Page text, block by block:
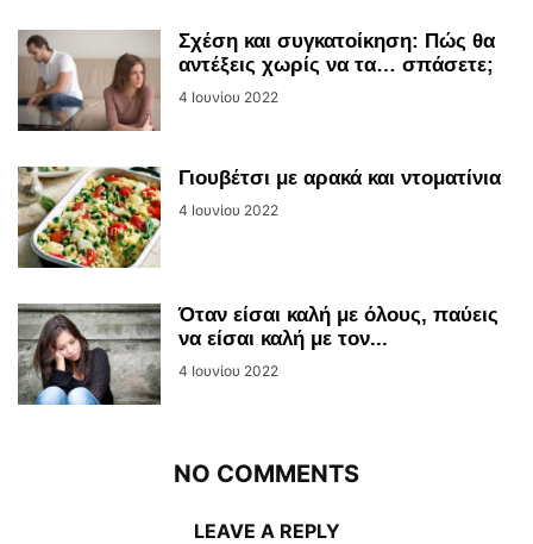
Σχέση και συγκατοίκηση: Πώς θα
αντέξεις χωρίς να τα… σπάσετε;
4 Ιουνίου 2022
Γιουβέτσι με αρακά και ντοματίνια
4 Ιουνίου 2022
Όταν είσαι καλή με όλους, παύεις
να είσαι καλή με τον...
4 Ιουνίου 2022
NO COMMENTS
LEAVE A REPLY